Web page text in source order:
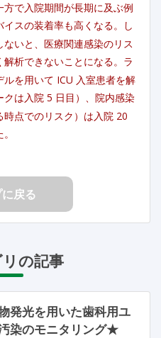
で入院期間が長期に及ぶ例
スの装着率も高くなる。し
いと、医療関連感染のリス
析できないことになる。ラ
を用いて ICU 入室患者を解
は入院 5 日目）、院内感染
点でのリスク）は入院 20
に戻る
の記事
発光を用いた歯科用ユ
染のモニタリング★